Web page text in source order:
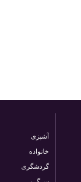
آشپزی
خانواده
گردشگری